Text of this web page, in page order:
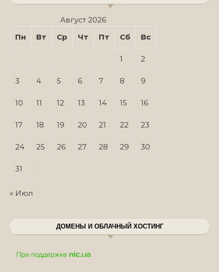
Август 2026
Пн
Вт Ср Чт Пт Сб Вс
1 2
3 4 5 6 7 8 9
10 11 12 13 14 15 16
17 18 19 20 21 22 23
24 25 26 27 28 29 30
31
« Июл
ДОМЕНЫ И ОБЛАЧНЫЙ ХОСТИНГ